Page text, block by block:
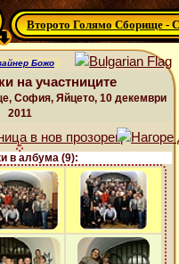
Второто Голямо Сборище -
Божо
на участниците
София, Яйцето, 10 декември
2011
в албума (9):